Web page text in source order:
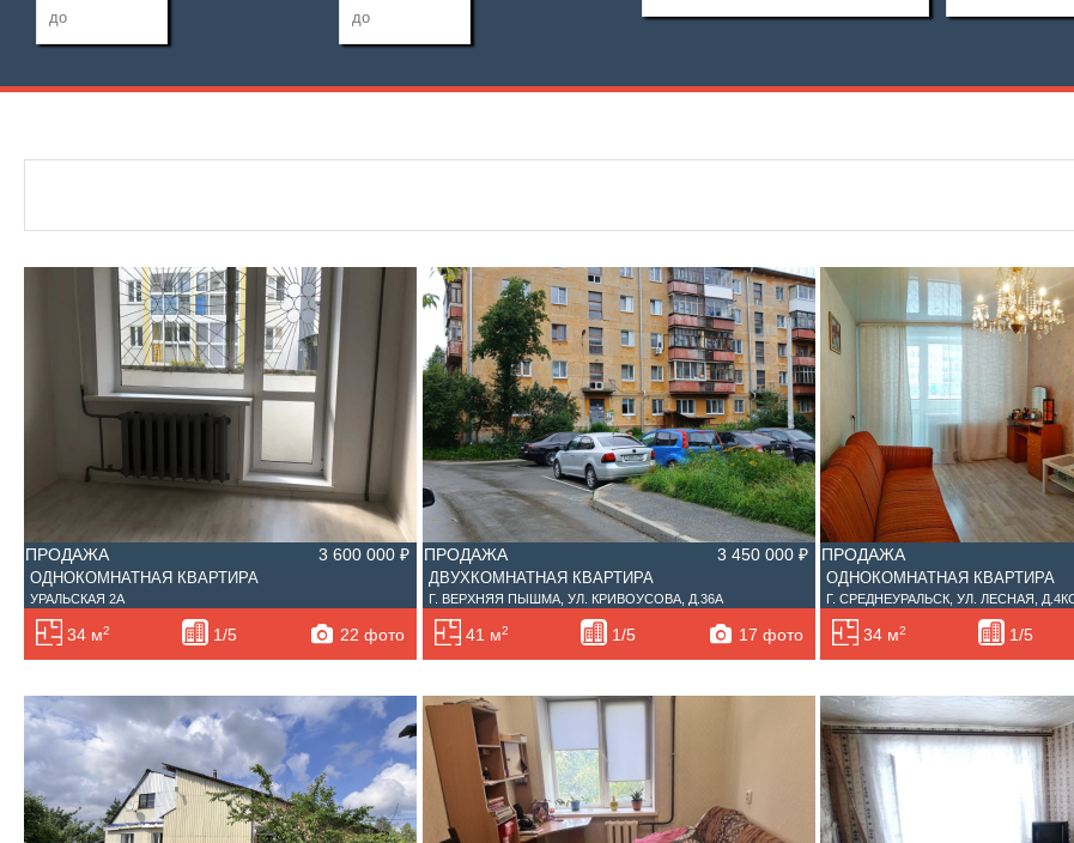
—
Лоджий
—
Не первый
Не последний
Тип дома
ПРОДАЖА 3 600 000 ₽
ОДНОКОМНАТНАЯ КВАРТИРА
УРАЛЬСКАЯ 2А
34 м2 1/5 22 фото
ПРОДАЖА 3 450 000 ₽
ДВУХКОМНАТНАЯ КВАРТИРА
Г. ВЕРХНЯЯ ПЫШМА, УЛ. КРИВОУСОВА, Д.36А
41 м2 1/5 17 фото
ПРОДАЖА
ОДНОКОМНАТНАЯ КВАРТИРА
Г. СРЕДНЕУРАЛЬСК, УЛ. ЛЕСНАЯ,
34 м2 1/5